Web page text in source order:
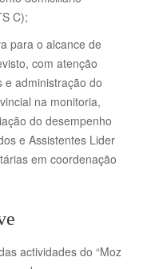
C);
para o alcance de
com atenção
e administração do
na monitoria,
do desempenho
e Assistentes Lider
em coordenação
actividades do “Moz